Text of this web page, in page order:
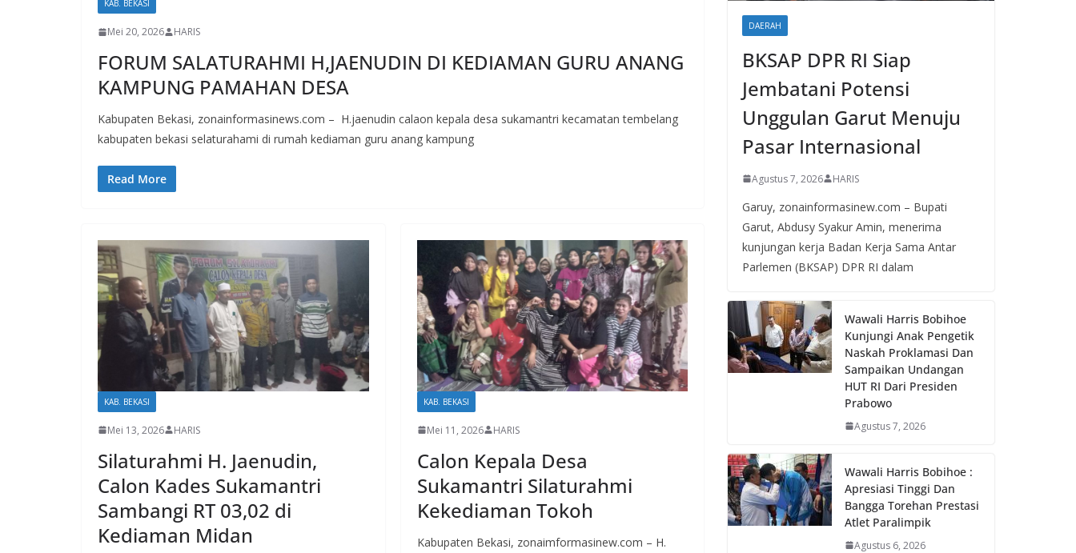
KAB. BEKASI
Mei 20, 2026 HARIS
FORUM SALATURAHMI H,JAENUDIN DI KEDIAMAN GURU ANANG
KAMPUNG PAMAHAN DESA
Kabupaten Bekasi, zonainformasinews.com – H.jaenudin calaon kepala desa sukamantri kecamatan tembelang
kabupaten bekasi selaturahami di rumah kediaman guru anang kampung
Read More
KAB. BEKASI
Mei 13, 2026 HARIS
Silaturahmi H. Jaenudin,
Calon Kades Sukamantri
Sambangi RT 03,02 di
Kediaman Midan
KAB. BEKASI
Mei 11, 2026 HARIS
Calon Kepala Desa
Sukamantri Silaturahmi
Kekediaman Tokoh
Kabupaten Bekasi, zonaimformasinew.com – H.
DAERAH
BKSAP DPR RI Siap
Jembatani Potensi
Unggulan Garut Menuju
Pasar Internasional
Agustus 7, 2026 HARIS
Garuy, zonainformasinew.com – Bupati
Garut, Abdusy Syakur Amin, menerima
kunjungan kerja Badan Kerja Sama Antar
Parlemen (BKSAP) DPR RI dalam
Wawali Harris Bobihoe
Kunjungi Anak Pengetik
Naskah Proklamasi Dan
Sampaikan Undangan
HUT RI Dari Presiden
Prabowo
Agustus 7, 2026
Wawali Harris Bobihoe :
Apresiasi Tinggi Dan
Bangga Torehan Prestasi
Atlet Paralimpik
Agustus 6, 2026